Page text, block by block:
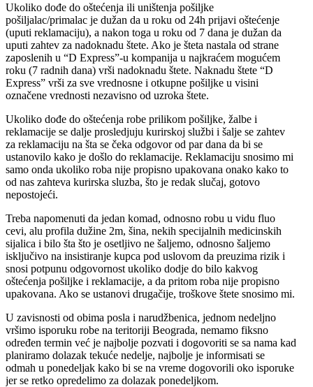
Ukoliko dođe do oštećenja ili uništenja pošiljke
pošiljalac/primalac je dužan da u roku od 24h prijavi oštećenje
(uputi reklamaciju), a nakon toga u roku od 7 dana je dužan da
uputi zahtev za nadoknadu štete. Ako je šteta nastala od strane
zaposlenih u “D Express”-u kompanija u najkraćem mogućem
roku (7 radnih dana) vrši nadoknadu štete. Naknadu štete “D
Express” vrši za sve vrednosne i otkupne pošiljke u visini
označene vrednosti nezavisno od uzroka štete.
Ukoliko dođe do oštećenja robe prilikom pošiljke, žalbe i
reklamacije se dalje prosledjuju kurirskoj službi i šalje se zahtev
za reklamaciju na šta se čeka odgovor od par dana da bi se
ustanovilo kako je došlo do reklamacije. Reklamaciju snosimo mi
samo onda ukoliko roba nije propisno upakovana onako kako to
od nas zahteva kurirska sluzba, što je redak slučaj, gotovo
nepostojeći.
Treba napomenuti da jedan komad, odnosno robu u vidu fluo
cevi, alu profila dužine 2m, šina, nekih specijalnih medicinskih
sijalica i bilo šta što je osetljivo ne šaljemo, odnosno šaljemo
isključivo na insistiranje kupca pod uslovom da preuzima rizik i
snosi potpunu odgovornost ukoliko dodje do bilo kakvog
oštećenja pošiljke i reklamacije, a da pritom roba nije propisno
upakovana. Ako se ustanovi drugačije, troškove štete snosimo mi.
U zavisnosti od obima posla i narudžbenica, jednom nedeljno
vršimo isporuku robe na teritoriji Beograda, nemamo fiksno
određen termin već je najbolje pozvati i dogovoriti se sa nama kad
planiramo dolazak tekuće nedelje, najbolje je informisati se
odmah u ponedeljak kako bi se na vreme dogovorili oko isporuke
jer se retko opredelimo za dolazak ponedeljkom.